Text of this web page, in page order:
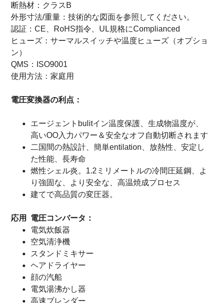
断熱材：クラスB
外形寸法/重量：技術的な図面を参照してください。
認証：CE、RoHS指令、UL規格にComplianced
ヒューズ：サーマルスイッチや温度ヒューズ（オプショ
ン）
QMS：ISO9001
使用方法：家庭用
電圧変換器の利点：
エージェントbulitイン温度保護、生成物温度が、
高いOO入力パワー＆安全なオフ自動切断されます
二国間の熱設計、簡単entilation、放熱性、安定し
た性能、長寿命
燃性シェル炎。1.2ミリメートルの冷間圧延鋼、よ
り強固な、より安全な、高温焼成プロセス
建てで高品質の変圧器。
応用 電圧コンバータ ：
電気炊飯器
空気清浄機
スタンドミキサー
ヘアドライヤー
顔の汽船
電気湯沸かし器
高速ブレンダー